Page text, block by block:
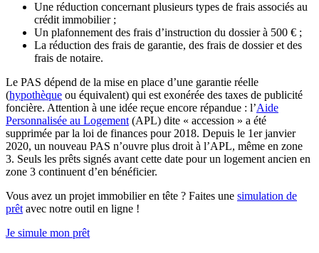
Une réduction concernant plusieurs types de frais associés au
crédit immobilier ;
Un plafonnement des frais d’instruction du dossier à 500 € ;
La réduction des frais de garantie, des frais de dossier et des
frais de notaire.
Le PAS dépend de la mise en place d’une garantie réelle
(hypothèque ou équivalent) qui est exonérée des taxes de publicité
foncière. Attention à une idée reçue encore répandue : l’Aide
Personnalisée au Logement (APL) dite « accession » a été
supprimée par la loi de finances pour 2018. Depuis le 1er janvier
2020, un nouveau PAS n’ouvre plus droit à l’APL, même en zone
3. Seuls les prêts signés avant cette date pour un logement ancien en
zone 3 continuent d’en bénéficier.
Vous avez un projet immobilier en tête ? Faites une simulation de
prêt avec notre outil en ligne !
Je simule mon prêt